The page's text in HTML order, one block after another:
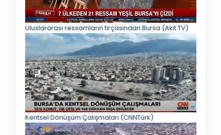
Uluslararası ressamların fırçasından Bursa (Akit TV)
Kentsel Dönüşüm Çalışmaları (CNNTürk)